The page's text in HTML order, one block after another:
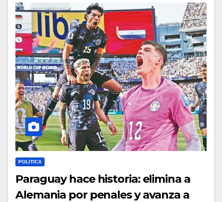
POLITICA
Paraguay hace historia: elimina a
Alemania por penales y avanza a